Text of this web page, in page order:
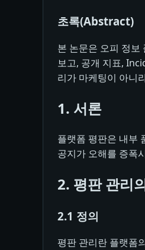
초록(Abstract)
본 논문은 오피 정보
보고, 공개 지표,
리가 마케팅이 아니
1. 서론
플랫폼 평판은 내부
공지가 오해를 증폭
2. 평판 관리
2.1 정의
평판 관리란 플랫폼